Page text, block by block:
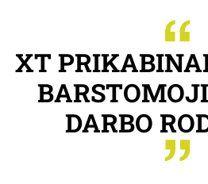
XT
DARBO